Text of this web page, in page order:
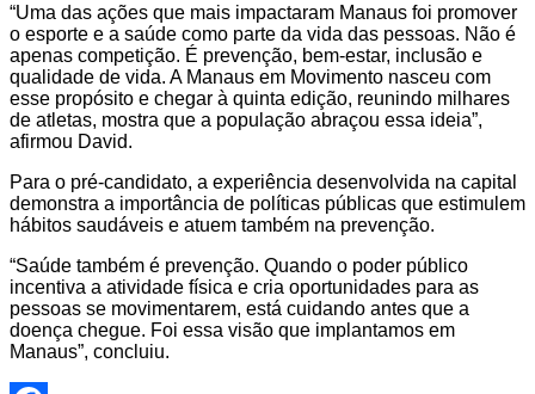
“Uma das ações que mais impactaram Manaus foi promover
o esporte e a saúde como parte da vida das pessoas. Não é
apenas competição. É prevenção, bem-estar, inclusão e
qualidade de vida. A Manaus em Movimento nasceu com
esse propósito e chegar à quinta edição, reunindo milhares
de atletas, mostra que a população abraçou essa ideia”,
afirmou David.
Para o pré-candidato, a experiência desenvolvida na capital
demonstra a importância de políticas públicas que estimulem
hábitos saudáveis e atuem também na prevenção.
“Saúde também é prevenção. Quando o poder público
incentiva a atividade física e cria oportunidades para as
pessoas se movimentarem, está cuidando antes que a
doença chegue. Foi essa visão que implantamos em
Manaus”, concluiu.